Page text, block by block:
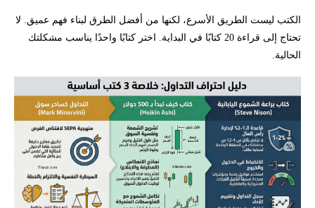
الكتب ليست الطريق الأسرع، لكنها من أفضل الطرق لبناء فهم عميق. لا
تحتاج إلى قراءة 20 كتابًا في البداية. اختر كتابًا واحدًا يناسب مشكلتك
الحالية.